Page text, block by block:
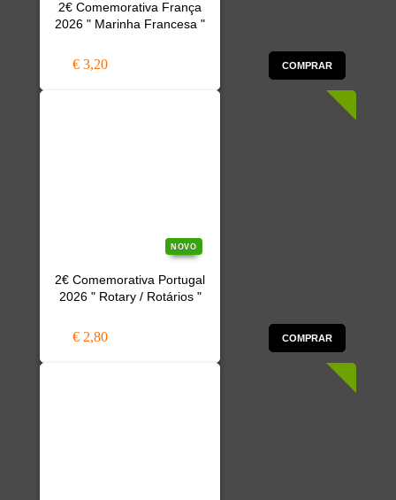
2€ Comemorativa França
2026 " Marinha Francesa "
€ 3,20 COMPRAR
NOVO
2€ Comemorativa Portugal
2026 " Rotary / Rotários "
€ 2,80 COMPRAR